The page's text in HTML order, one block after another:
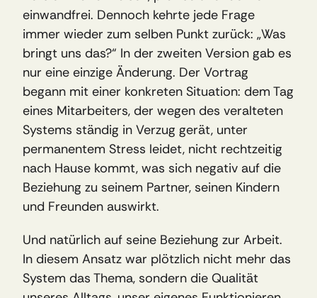
einwandfrei. Dennoch kehrte jede Frage
immer wieder zum selben Punkt zurück: „Was
bringt uns das?“ In der zweiten Version gab es
nur eine einzige Änderung. Der Vortrag
begann mit einer konkreten Situation: dem Tag
eines Mitarbeiters, der wegen des veralteten
Systems ständig in Verzug gerät, unter
permanentem Stress leidet, nicht rechtzeitig
nach Hause kommt, was sich negativ auf die
Beziehung zu seinem Partner, seinen Kindern
und Freunden auswirkt.
Und natürlich auf seine Beziehung zur Arbeit.
In diesem Ansatz war plötzlich nicht mehr das
System das Thema, sondern die Qualität